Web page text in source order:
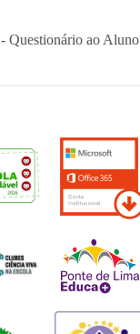
- Questionário ao Aluno